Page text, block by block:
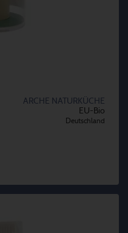
ARCHE NATURKÜCHE
EU-Bio
Deutschland